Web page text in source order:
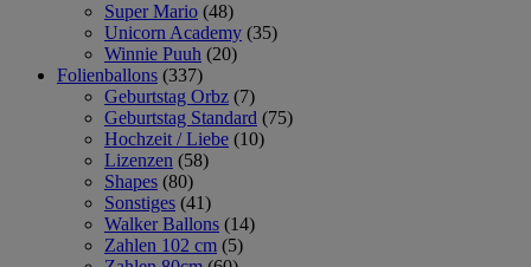
Super Mario (48)
Unicorn Academy (35)
Winnie Puuh (20)
Folienballons (337)
Geburtstag Orbz (7)
Geburtstag Standard (75)
Hochzeit / Liebe (10)
Lizenzen (58)
Shapes (80)
Sonstiges (41)
Walker Ballons (14)
Zahlen 102 cm (5)